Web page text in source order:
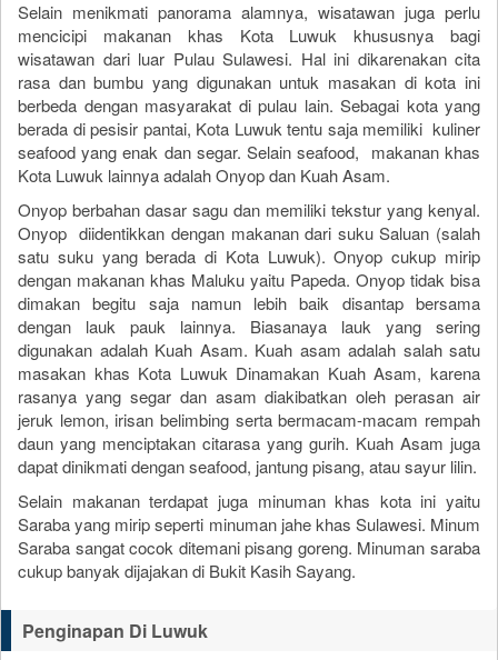
Selain menikmati panorama alamnya, wisatawan juga perlu
mencicipi makanan khas Kota Luwuk khususnya bagi
wisatawan dari luar Pulau Sulawesi. Hal ini dikarenakan cita
rasa dan bumbu yang digunakan untuk masakan di kota ini
berbeda dengan masyarakat di pulau lain. Sebagai kota yang
berada di pesisir pantai, Kota Luwuk tentu saja memiliki kuliner
seafood yang enak dan segar. Selain seafood, makanan khas
Kota Luwuk lainnya adalah Onyop dan Kuah Asam.
Onyop berbahan dasar sagu dan memiliki tekstur yang kenyal.
Onyop diidentikkan dengan makanan dari suku Saluan (salah
satu suku yang berada di Kota Luwuk). Onyop cukup mirip
dengan makanan khas Maluku yaitu Papeda. Onyop tidak bisa
dimakan begitu saja namun lebih baik disantap bersama
dengan lauk pauk lainnya. Biasanaya lauk yang sering
digunakan adalah Kuah Asam. Kuah asam adalah salah satu
masakan khas Kota Luwuk Dinamakan Kuah Asam, karena
rasanya yang segar dan asam diakibatkan oleh perasan air
jeruk lemon, irisan belimbing serta bermacam-macam rempah
daun yang menciptakan citarasa yang gurih. Kuah Asam juga
dapat dinikmati dengan seafood, jantung pisang, atau sayur lilin.
Selain makanan terdapat juga minuman khas kota ini yaitu
Saraba yang mirip seperti minuman jahe khas Sulawesi. Minum
Saraba sangat cocok ditemani pisang goreng. Minuman saraba
cukup banyak dijajakan di Bukit Kasih Sayang.
Penginapan Di Luwuk